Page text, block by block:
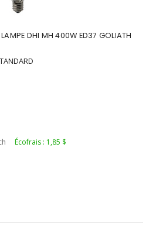
DHI MH 400W ED37 GOLIATH
Écofrais : 1,85 $